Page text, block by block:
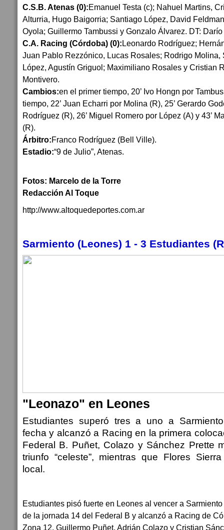
C.S.B. Atenas (0):Emanuel Testa (c); Nahuel Martins,
Alturria, Hugo Baigorria; Santiago López, David
Oyola; Guillermo Tambussi y Gonzalo Álvarez. DT:
C.A. Racing (Córdoba) (0):Leonardo Rodríguez;
Juan Pablo Rezzónico, Lucas Rosales; Rodrigo Molina,
López, Agustín Griguol; Maximiliano Rosales y Cristian
Montivero.
Cambios:en el primer tiempo, 20’ Ivo Hongn por
tiempo, 22’ Juan Echarri por Molina (R), 25’ Gerardo
Rodríguez (R), 26’ Miguel Romero por López (A) y 43’
(R).
Árbitro:Franco Rodríguez (Bell Ville).
Estadio:“9 de Julio”, Atenas.
Fotos: Marcelo de la Torre
Redacción Al Toque
http://www.altoquedeportes.com.ar
Sarmiento (Leones) 1 - 3 Estudiantes
"Leonazo" en Leones
Estudiantes superó tres a uno a
fecha y alcanzó a Racing en la primera
Federal B. Puñet, Colazo y Sánchez Prette
triunfo “celeste”, mientras que Flores
local.
Estudiantes pisó fuerte en Leones al vencer a
de la jornada 14 del Federal B y alcanzó a Racing de
Zona 12. Guillermo Puñet, Adrián Colazo y Cristian